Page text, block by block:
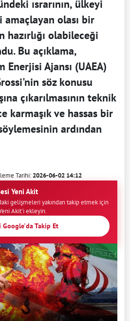
ısrarının, ülkeyi
olası bir
hazırlığı olabileceği
Bu açıklama,
Enerjisi Ajansı (UAEA)
söz konusu
çıkarılmasının teknik
karmaşık ve hassas bir
ardından
Tarihi:2026-06-02 14:12
Yeni Akit
gelişmeleri yakından takip etmek için
Akit'i ekleyin.
Google'da Takip Et